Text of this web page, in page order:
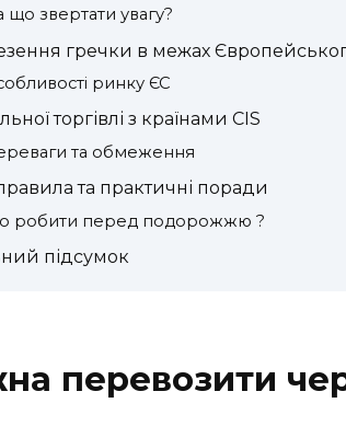
що звертати увагу?
гречки в межах
ринку ЄС
торгівлі з країнами CIS
та обмеження
та практичні поради
робити перед подорожжю ?
підсумок
перевозити